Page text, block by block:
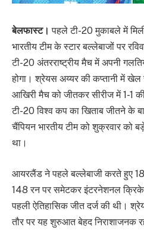
बेलफास्ट। पहले टी-20 मुकाबले में
भारतीय टीम के स्टार बल्लेबाजों पर
टी-20 अंतरराष्ट्रीय मैच में अपनी
होगा। श्रेयस अय्यर की कप्तानी में खेल
आखिरी मैच को जीतकर सीरीज में 1-1
टी-20 विश्व कप का खिताब जीतने के
चैंपियन भारतीय टीम को शुक्रवार को
था।
आयरलैंड ने पहले बल्लेबाजी करते हुए
148 रन पर समेटकर इंटरनेशनल
पहली ऐतिहासिक जीत दर्ज की थी।
तौर पर यह शुरुआत बेहद निराशाजनक